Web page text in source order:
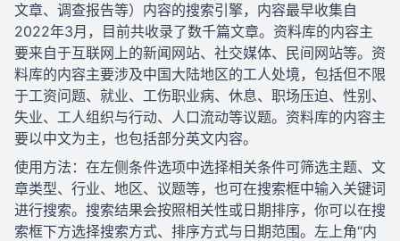
文章、调查报告等）内容的搜索引擎，内容最早收集自
2022年3月，目前共收录了数千篇文章。资料库的内容主
要来自于互联网上的新闻网站、社交媒体、民间网站等。资
料库的内容主要涉及中国大陆地区的工人处境，包括但不限
于工资问题、就业、工伤职业病、休息、职场压迫、性别、
失业、工人组织与行动、人口流动等议题。资料库的内容主
要以中文为主，也包括部分英文内容。
使用方法：在左侧条件选项中选择相关条件可筛选主题、文
章类型、行业、地区、议题等，也可在搜索框中输入关键词
进行搜索。搜索结果会按照相关性或日期排序，你可以在搜
索框下方选择搜索方式、排序方式与日期范围。左上角“内